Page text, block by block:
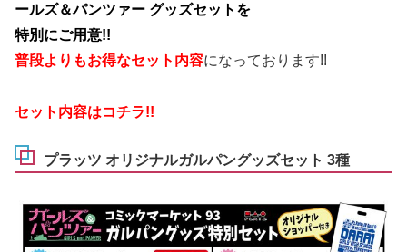
ールズ＆パンツァー グッズセットを
特別にご用意!!
普段よりもお得なセット内容になっております!!
セット内容はコチラ!!
プラッツ オリジナルガルパングッズセット 3種